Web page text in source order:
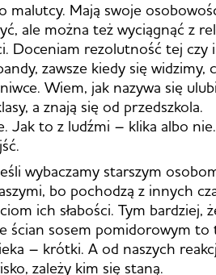
malutcy. Mają swoje
ale można też wyciągnąć z
Doceniam rezolutność tej czy
zawsze kiedy się
Wiem, jak nazywa się
a znają się od przedszkola.
Jak to z ludźmi – klika albo
wybaczamy starszym
bo pochodzą z innych
ich słabości. Tym bardziej,
ścian sosem pomidorowym
– krótki. A od naszych
zależy kim się staną.